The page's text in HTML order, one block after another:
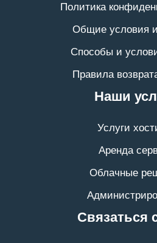
Политика
Общие условия
Способы и
Правила
Наши
Услуги
Аренда
Облачные
Связаться